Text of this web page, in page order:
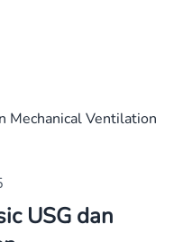
Mechanical Ventilation
USG dan